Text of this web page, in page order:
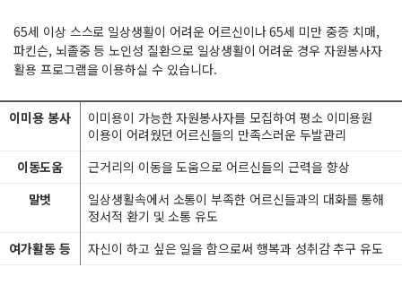
65세 이상 스스로 일상생활이 어려운 어르신이나 65세 미만 중증 치매,
파킨슨, 뇌졸중 등 노인성 질환으로 일상생활이 어려운 경우 자원봉사자
활용 프로그램을 이용하실 수 있습니다.
이미용 봉사
이미용이 가능한 자원봉사자를 모집하여 평소 이미용원
이용이 어려웠던 어르신들의 만족스러운 두발관리
이동도움
근거리의 이동을 도움으로 어르신들의 근력을 향상
말벗
일상생활속에서 소통이 부족한 어르신들과의 대화를 통해
정서적 환기 및 소통 유도
여가활동 등
자신이 하고 싶은 일을 함으로써 행복과 성취감 추구 유도